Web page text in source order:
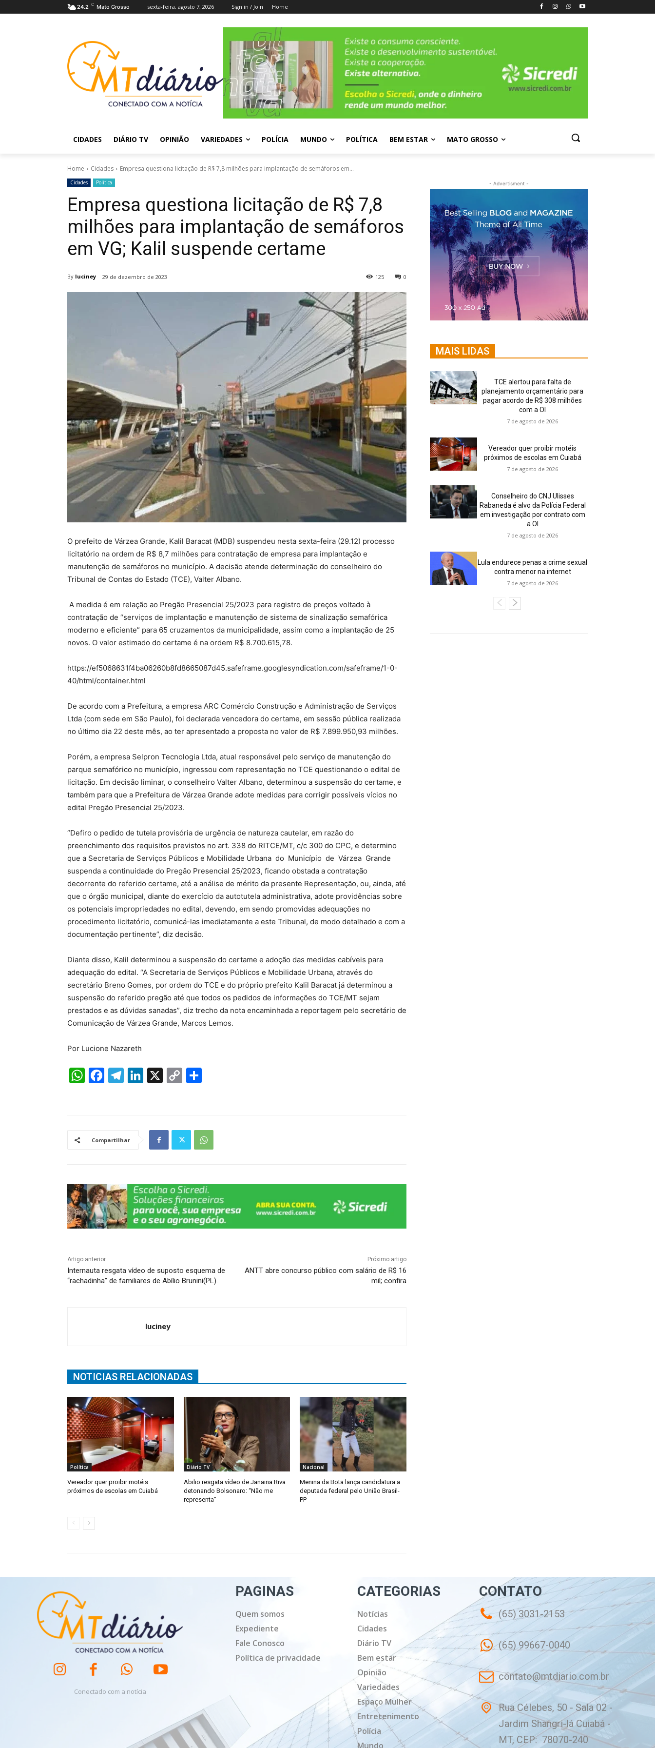
24.2 C Mato Grosso sexta-feira, agosto 7, 2026 Sign in / Join Home
CIDADES DIÁRIO TV OPINIÃO VARIEDADES POLÍCIA MUNDO POLÍTICA BEM ESTAR MATO GROSSO
Home Cidades Empresa questiona licitação de R$ 7,8 milhões para implantação de semáforos em...
Cidades Política
Empresa questiona licitação de R$ 7,8
milhões para implantação de semáforos
em VG; Kalil suspende certame
By luciney 29 de dezembro de 2023 0
125
O prefeito de Várzea Grande, Kalil Baracat (MDB) suspendeu nesta sexta-feira (29.12) processo
licitatório na ordem de R$ 8,7 milhões para contratação de empresa para implantação e
manutenção de semáforos no município. A decisão atende determinação do conselheiro do
Tribunal de Contas do Estado (TCE), Valter Albano.
A medida é em relação ao Pregão Presencial 25/2023 para registro de preços voltado à
contratação de “serviços de implantação e manutenção de sistema de sinalização semafórica
moderno e eficiente” para 65 cruzamentos da municipalidade, assim como a implantação de 25
novos. O valor estimado do certame é na ordem R$ 8.700.615,78.
https://ef5068631f4ba06260b8fd8665087d45.safeframe.googlesyndication.com/safeframe/1-0-
40/html/container.html
De acordo com a Prefeitura, a empresa ARC Comércio Construção e Administração de Serviços
Ltda (com sede em São Paulo), foi declarada vencedora do certame, em sessão pública realizada
no último dia 22 deste mês, ao ter apresentado a proposta no valor de R$ 7.899.950,93 milhões.
Porém, a empresa Selpron Tecnologia Ltda, atual responsável pelo serviço de manutenção do
parque semafórico no município, ingressou com representação no TCE questionando o edital de
licitação. Em decisão liminar, o conselheiro Valter Albano, determinou a suspensão do certame, e
também para que a Prefeitura de Várzea Grande adote medidas para corrigir possíveis vícios no
edital Pregão Presencial 25/2023.
“Defiro o pedido de tutela provisória de urgência de natureza cautelar, em razão do
preenchimento dos requisitos previstos no art. 338 do RITCE/MT, c/c 300 do CPC, e determino
que a Secretaria de Serviços Públicos e Mobilidade Urbana do Município de Várzea Grande
suspenda a continuidade do Pregão Presencial 25/2023, ficando obstada a contratação
decorrente do referido certame, até a análise de mérito da presente Representação, ou, ainda, até
que o órgão municipal, diante do exercício da autotutela administrativa, adote providências sobre
os potenciais impropriedades no edital, devendo, em sendo promovidas adequações no
procedimento licitatório, comunicá-las imediatamente a este Tribunal, de modo detalhado e com a
documentação pertinente”, diz decisão.
Diante disso, Kalil determinou a suspensão do certame e adoção das medidas cabíveis para
adequação do edital. “A Secretaria de Serviços Públicos e Mobilidade Urbana, através do
secretário Breno Gomes, por ordem do TCE e do próprio prefeito Kalil Baracat já determinou a
suspensão do referido pregão até que todos os pedidos de informações do TCE/MT sejam
prestados e as dúvidas sanadas”, diz trecho da nota encaminhada a reportagem pelo secretário de
Comunicação de Várzea Grande, Marcos Lemos.
Por Lucione Nazareth
W
A
F
b
k
T
a
Li
n
X
C
Li
n
Compartilhar
Artigo anterior
Internauta resgata vídeo de suposto esquema de
“rachadinha” de familiares de Abílio Brunini(PL).
Próximo artigo
ANTT abre concurso público com salário de R$ 16
mil; confira
luciney
NOTICIAS RELACIONADAS
Política
Vereador quer proibir motéis
próximos de escolas em Cuiabá
Diário TV
Abilio resgata vídeo de Janaina Riva
detonando Bolsonaro: “Não me
representa”
Nacional
Menina da Bota lança candidatura a
deputada federal pelo União Brasil-
PP
- Advertisment -
MAIS LIDAS
TCE alertou para falta de
planejamento orçamentário para
pagar acordo de R$ 308 milhões
com a OI
7 de agosto de 2026
Vereador quer proibir motéis
próximos de escolas em Cuiabá
7 de agosto de 2026
Conselheiro do CNJ Ulisses
Rabaneda é alvo da Polícia Federal
em investigação por contrato com
a OI
7 de agosto de 2026
Lula endurece penas a crime sexual
contra menor na internet
7 de agosto de 2026
Conectado com a notícia
PAGINAS
Quem somos
Expediente
Fale Conosco
Política de privacidade
CATEGORIAS
Notícias
Cidades
Diário TV
Bem estar
Opinião
Variedades
Espaço Mulher
Entretenimento
Polícia
Mundo
CONTATO
(65) 3031-2153
(65) 99667-0040
contato@mtdiario.com.br
Rua Célebes, 50 - Sala 02 -
Jardim Shangri-lá Cuiabá -
MT, CEP: 78070-240